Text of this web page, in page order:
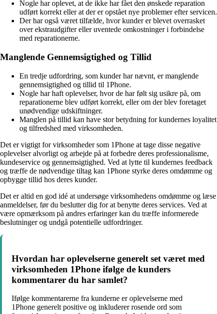
Nogle har oplevet, at de ikke har fået den ønskede reparation
udført korrekt eller at der er opstået nye problemer efter servicen.
Der har også været tilfælde, hvor kunder er blevet overrasket
over ekstraudgifter eller uventede omkostninger i forbindelse
med reparationerne.
Manglende Gennemsigtighed og Tillid
En tredje udfordring, som kunder har nævnt, er manglende
gennemsigtighed og tillid til 1Phone.
Nogle har haft oplevelser, hvor de har følt sig usikre på, om
reparationerne blev udført korrekt, eller om der blev foretaget
unødvendige udskiftninger.
Manglen på tillid kan have stor betydning for kundernes loyalitet
og tilfredshed med virksomheden.
Det er vigtigt for virksomheder som 1Phone at tage disse negative
oplevelser alvorligt og arbejde på at forbedre deres professionalisme,
kundeservice og gennemsigtighed. Ved at lytte til kundernes feedback
og træffe de nødvendige tiltag kan 1Phone styrke deres omdømme og
opbygge tillid hos deres kunder.
Det er altid en god idé at undersøge virksomhedens omdømme og læse
anmeldelser, før du beslutter dig for at benytte deres services. Ved at
være opmærksom på andres erfaringer kan du træffe informerede
beslutninger og undgå potentielle udfordringer.
Hvordan har oplevelserne generelt set været med
virksomheden 1Phone ifølge de kunders
kommentarer du har samlet?
Ifølge kommentarerne fra kunderne er oplevelserne med
1Phone generelt positive og inkluderer rosende ord som